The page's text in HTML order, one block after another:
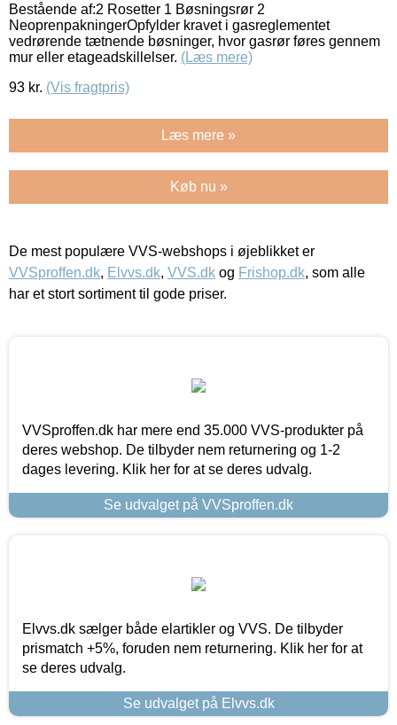
Bestående af:2 Rosetter 1 Bøsningsrør 2
NeoprenpakningerOpfylder kravet i gasreglementet
vedrørende tætnende bøsninger, hvor gasrør føres gennem
mur eller etageadskillelser. (Læs mere)
93 kr. (Vis fragtpris)
Læs mere »
Køb nu »
De mest populære VVS-webshops i øjeblikket er
VVSproffen.dk, Elvvs.dk, VVS.dk og Frishop.dk, som alle
har et stort sortiment til gode priser.
VVSproffen.dk har mere end 35.000 VVS-produkter på
deres webshop. De tilbyder nem returnering og 1-2
dages levering. Klik her for at se deres udvalg.
Se udvalget på VVSproffen.dk
Elvvs.dk sælger både elartikler og VVS. De tilbyder
prismatch +5%, foruden nem returnering. Klik her for at
se deres udvalg.
Se udvalget på Elvvs.dk